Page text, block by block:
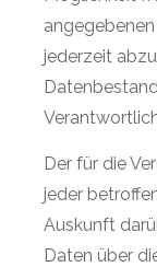
jederzeit
Der für die
jeder
Auskunft
Daten über